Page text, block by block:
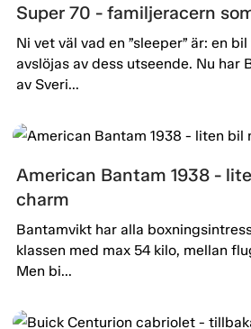
Super 70 - familjeracern
Ni vet väl vad en ”sleeper” är: en
avslöjas av dess utseende. Nu har
av Sveri...
American Bantam 1938 -
charm
Bantamvikt har alla
klassen med max 54 kilo, mellan
Men bi...